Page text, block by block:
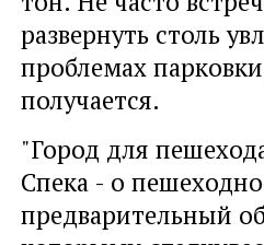
развернуть столь
проблемах
получается.
"Город для
Спека - о
предварительный